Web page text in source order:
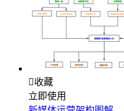
收藏
立即使用